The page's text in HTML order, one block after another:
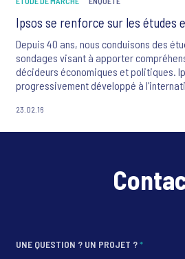
Ipsos se renforce sur les études
Depuis 40 ans, nous conduisons des
sondages visant à apporter
décideurs économiques et politiques.
progressivement développé à
23.02.16
UNE QUESTION ? UN PROJET ?*